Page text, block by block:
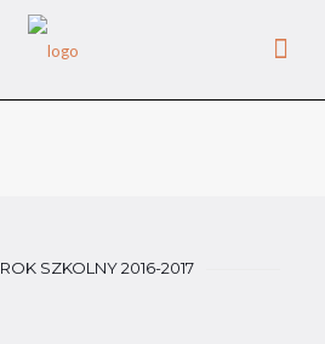
ROK SZKOLNY 2016-2017